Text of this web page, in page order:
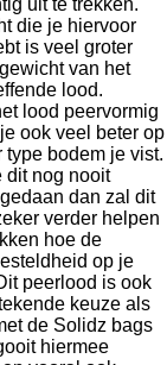
uit te trekken.
die je hiervoor
is veel groter
van het
lood.
lood peervormig
ook veel beter op
type bodem je vist.
dit nog nooit
dan zal dit
verder helpen
hoe de
op je
peerlood is ook
keuze als
de Solidz bags
hiermee